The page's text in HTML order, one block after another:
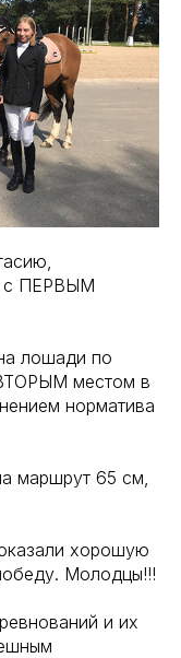
с ПЕРВЫМ
лошади по
местом в
норматива
маршрут 65 см,
хорошую
Молодцы!!!
и их